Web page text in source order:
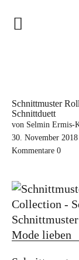
Schnittmuster
Schnittduett
von Selmin Ermis-
30. November 2018
Kommentare 0